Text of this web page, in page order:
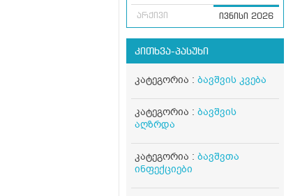
არქივი ივნისი 2026
კითხვა-პასუხი
კატეგორია : ბავშვის კვება
კატეგორია : ბავშვის
აღზრდა
კატეგორია : ბავშვთა
ინფექციები